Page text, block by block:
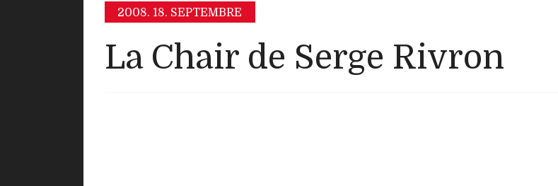
2008. 18. SEPTEMBRE
La Chair de Serge Rivron